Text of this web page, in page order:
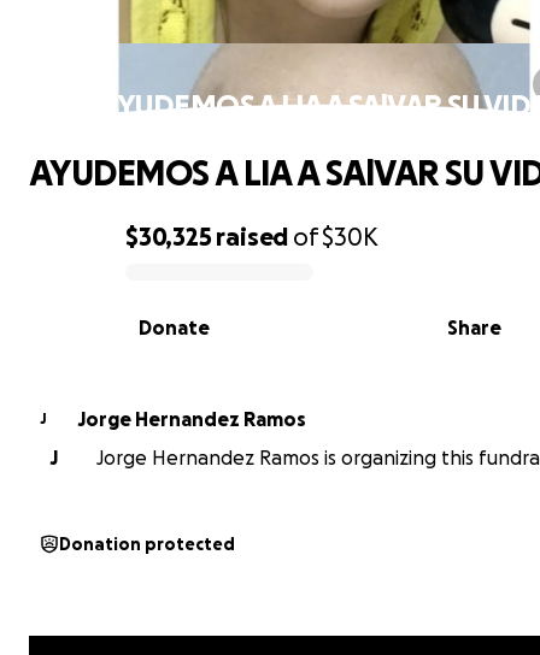
AYUDEMOS A LIA A SAlVAR SU
0% complete
$30,325 raised of$30K
Share
Donate
AYUDEMOS A LIA A SAlVAR SU
J
Jorge Hernandez Ramos
J
Jorge Hernandez Ramos is organizing this
Donation protected